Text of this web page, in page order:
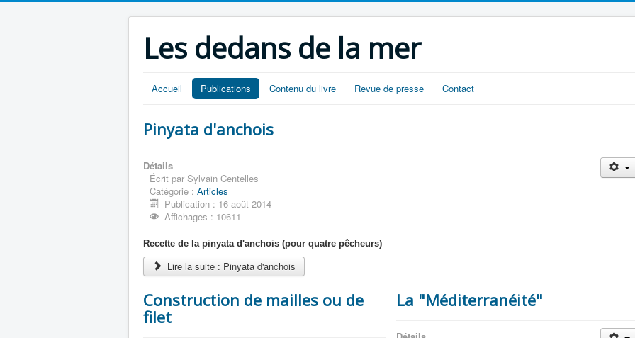
Les dedans de la mer
Accueil Publications Contenu du livre Revue de presse Contact
Pinyata d'anchois
Détails
Écrit par Sylvain Centelles
Catégorie : Articles
Publication : 16 août 2014
Affichages : 10611
Recette de la pinyata d'anchois (pour quatre pêcheurs)
Lire la suite : Pinyata d'anchois
Construction de mailles ou de
filet
La "Méditerranéité"